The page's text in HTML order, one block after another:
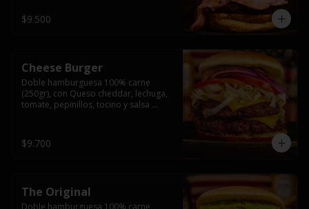
$9.500
Cheese Burger
Doble hamburguesa 100% carne
(250gr), con Queso cheddar, lechuga,
tomate, pepinillos, tocino y salsa
$9.700
The Original
Doble hamburguesa 100% carne